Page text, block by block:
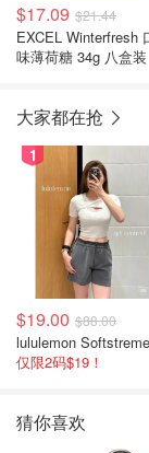
$17.09 $21.44
EXCEL Winterfresh
味薄荷糖 34g 八盒装
大家都在抢
1
$19.00 $88.00
仅限2码$19！
猜你喜欢